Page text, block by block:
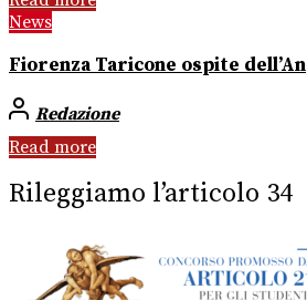
News
Fiorenza Taricone ospite
Redazione
Read more
Rileggiamo l’articolo 34